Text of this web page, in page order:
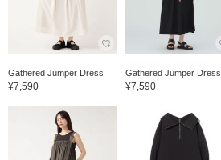
Gathered Jumper Dress
¥7,590
Gathered Jumper Dress
¥7,590